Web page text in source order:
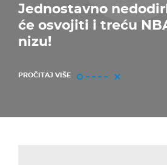
Jednostavno
će osvojiti i treću
nizu!
PROČITAJ VIŠE